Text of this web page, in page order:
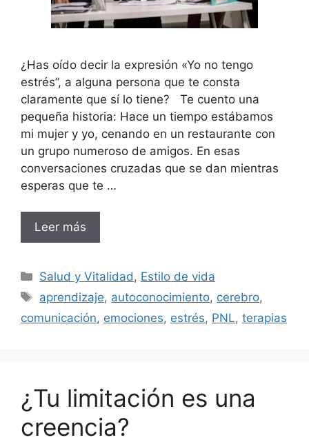
¿Has oído decir la expresión «Yo no tengo
estrés”, a alguna persona que te consta
claramente que sí lo tiene? Te cuento una
pequeña historia: Hace un tiempo estábamos
mi mujer y yo, cenando en un restaurante con
un grupo numeroso de amigos. En esas
conversaciones cruzadas que se dan mientras
esperas que te …
Leer más
Categorías
Salud y Vitalidad, Estilo de vida
Etiquetas
aprendizaje, autoconocimiento, cerebro,
comunicación, emociones, estrés, PNL, terapias
¿Tu limitación es una
creencia?